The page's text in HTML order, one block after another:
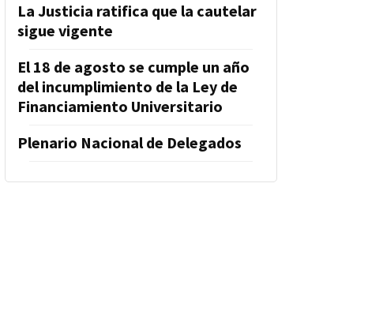
La Justicia ratifica que la cautelar
sigue vigente
El 18 de agosto se cumple un año
del incumplimiento de la Ley de
Financiamiento Universitario
Plenario Nacional de Delegados